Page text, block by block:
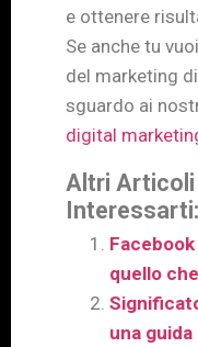
e ottenere
Se anche tu
del marketing
sguardo ai
digital
Altri Articoli
Interessarti:
quello
una